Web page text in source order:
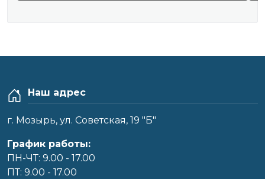
Наш адрес
г. Мозырь, ул. Советская, 19 "Б"
График работы:
ПН-ЧТ: 9.00 - 17.00
ПТ: 9.00 - 17.00